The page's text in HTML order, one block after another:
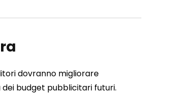
dovranno migliorare
budget pubblicitari futuri.